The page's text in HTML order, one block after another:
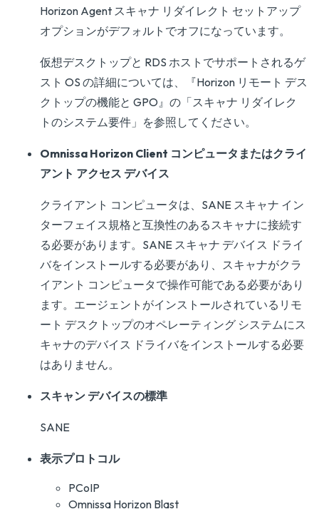
Horizon Agent スキャナ リダイレクト セットアップ
オプションがデフォルトでオフになっています。
仮想デスクトップと RDS ホストでサポートされるゲ
スト OS の詳細については、『Horizon リモート デス
クトップの機能と GPO』の「スキャナ リダイレク
トのシステム要件」を参照してください。
Omnissa Horizon Client コンピュータまたはクライ
アント アクセス デバイス
クライアント コンピュータは、SANE スキャナ イン
ターフェイス規格と互換性のあるスキャナに接続す
る必要があります。SANE スキャナ デバイス ドライ
バをインストールする必要があり、スキャナがクラ
イアント コンピュータで操作可能である必要があり
ます。エージェントがインストールされているリモ
ート デスクトップのオペレーティング システムにス
キャナのデバイス ドライバをインストールする必要
はありません。
スキャン デバイスの標準
SANE
表示プロトコル
PCoIP
Omnissa Horizon Blast